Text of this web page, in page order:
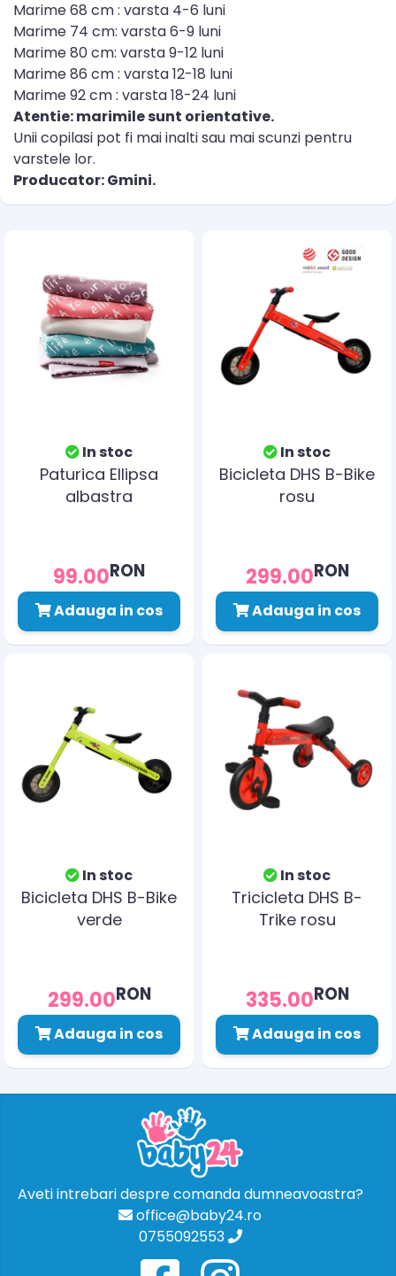
Marime 68 cm : varsta 4-6 luni
Marime 74 cm: varsta 6-9 luni
Marime 80 cm: varsta 9-12 luni
Marime 86 cm : varsta 12-18 luni
Marime 92 cm : varsta 18-24 luni
Atentie: marimile sunt orientative.
Unii copilasi pot fi mai inalti sau mai scunzi pentru
varstele lor.
Producator: Gmini.
In stoc
Paturica Ellipsa
albastra
99.00RON
Adauga in cos
In stoc
Bicicleta DHS B-Bike
rosu
299.00RON
Adauga in cos
In stoc
Bicicleta DHS B-Bike
verde
299.00RON
Adauga in cos
In stoc
Tricicleta DHS B-
Trike rosu
335.00RON
Adauga in cos
Aveti intrebari despre comanda dumneavoastra?
office@baby24.ro
0755092553